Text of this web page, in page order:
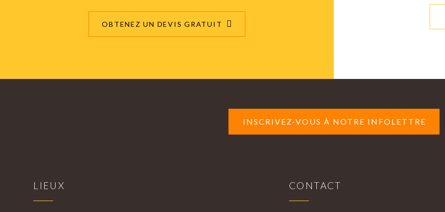
OBTENEZ UN DEVIS GRATUIT
INSCRIVEZ-VOUS À NOTRE INFOLETTRE
LIEUX CONTACT